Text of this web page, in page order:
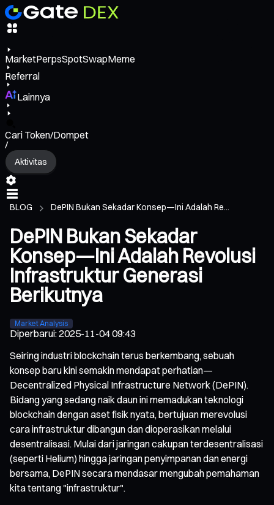
MarketPerpsSpotSwapMeme
Referral
Lainnya
Cari Token/Dompet
/
Aktivitas
BLOG DePIN Bukan Sekadar Konsep—Ini Adalah Re...
DePIN Bukan Sekadar
Konsep—Ini Adalah Revolusi
Infrastruktur Generasi
Berikutnya
Market Analysis
Diperbarui:2025-11-04 09:43
Seiring industri blockchain terus berkembang, sebuah
konsep baru kini semakin mendapat perhatian—
Decentralized Physical Infrastructure Network (DePIN).
Bidang yang sedang naik daun ini memadukan teknologi
blockchain dengan aset fisik nyata, bertujuan merevolusi
cara infrastruktur dibangun dan dioperasikan melalui
desentralisasi. Mulai dari jaringan cakupan terdesentralisasi
(seperti Helium) hingga jaringan penyimpanan dan energi
bersama, DePIN secara mendasar mengubah pemahaman
kita tentang "infrastruktur".